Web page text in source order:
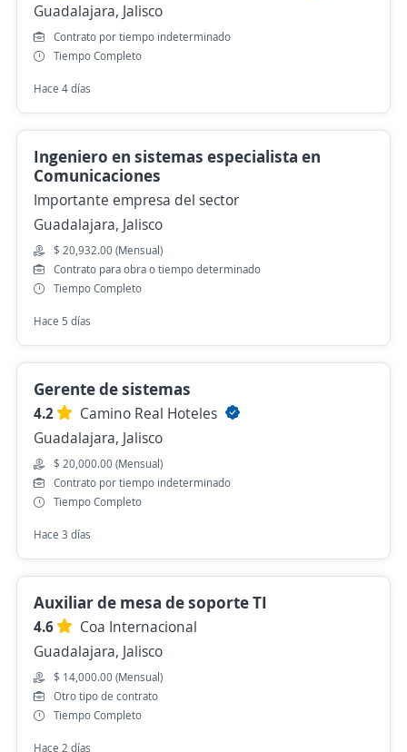
Guadalajara, Jalisco
Contrato por tiempo indeterminado
Tiempo Completo
Hace 4 días
Ingeniero en sistemas especialista en
Comunicaciones
Importante empresa del sector
Guadalajara, Jalisco
$ 20,932.00 (Mensual)
Contrato para obra o tiempo determinado
Tiempo Completo
Hace 5 días
Gerente de sistemas
4.2
Camino Real Hoteles
Guadalajara, Jalisco
$ 20,000.00 (Mensual)
Contrato por tiempo indeterminado
Tiempo Completo
Hace 3 días
Auxiliar de mesa de soporte TI
4.6
Coa Internacional
Guadalajara, Jalisco
$ 14,000.00 (Mensual)
Otro tipo de contrato
Tiempo Completo
Hace 2 días